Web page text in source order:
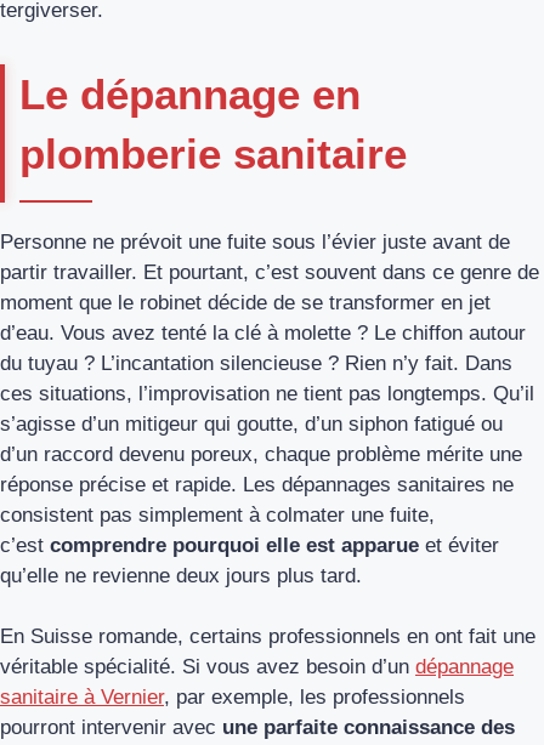
tergiverser.
Le dépannage en
plomberie sanitaire
Personne ne prévoit une fuite sous l’évier juste avant de
partir travailler. Et pourtant, c’est souvent dans ce genre de
moment que le robinet décide de se transformer en jet
d’eau. Vous avez tenté la clé à molette ? Le chiffon autour
du tuyau ? L’incantation silencieuse ? Rien n’y fait. Dans
ces situations, l’improvisation ne tient pas longtemps. Qu’il
s’agisse d’un mitigeur qui goutte, d’un siphon fatigué ou
d’un raccord devenu poreux, chaque problème mérite une
réponse précise et rapide. Les dépannages sanitaires ne
consistent pas simplement à colmater une fuite,
c’est comprendre pourquoi elle est apparue et éviter
qu’elle ne revienne deux jours plus tard.
En Suisse romande, certains professionnels en ont fait une
véritable spécialité. Si vous avez besoin d’un dépannage
sanitaire à Vernier, par exemple, les professionnels
pourront intervenir avec une parfaite connaissance des